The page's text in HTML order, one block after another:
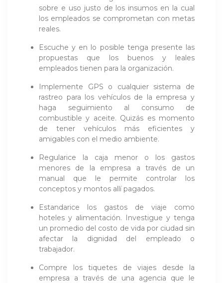
sobre e uso justo de los insumos en la cual
los empleados se comprometan con metas
reales.
Escuche y en lo posible tenga presente las
propuestas que los buenos y leales
empleados tienen para la organización.
Implemente GPS o cualquier sistema de
rastreo para los vehículos de la empresa y
haga seguimiento al consumo de
combustible y aceite. Quizás es momento
de tener vehículos más eficientes y
amigables con el medio ambiente.
Regularice la caja menor o los gastos
menores de la empresa a través de un
manual que le permite controlar los
conceptos y montos allí pagados.
Estandarice los gastos de viaje como
hoteles y alimentación. Investigue y tenga
un promedio del costo de vida por ciudad sin
afectar la dignidad del empleado o
trabajador.
Compre los tiquetes de viajes desde la
empresa a través de una agencia que le